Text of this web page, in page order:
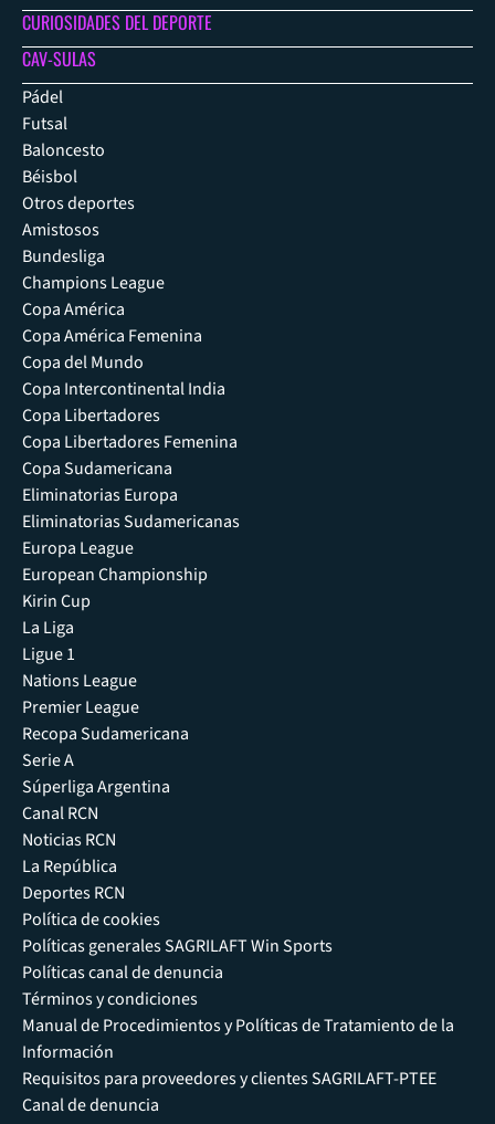
CURIOSIDADES DEL DEPORTE
CAV-SULAS
Pádel
Futsal
Baloncesto
Béisbol
Otros deportes
Amistosos
Bundesliga
Champions League
Copa América
Copa América Femenina
Copa del Mundo
Copa Intercontinental India
Copa Libertadores
Copa Libertadores Femenina
Copa Sudamericana
Eliminatorias Europa
Eliminatorias Sudamericanas
Europa League
European Championship
Kirin Cup
La Liga
Ligue 1
Nations League
Premier League
Recopa Sudamericana
Serie A
Súperliga Argentina
Canal RCN
Noticias RCN
La República
Deportes RCN
Política de cookies
Políticas generales SAGRILAFT Win Sports
Políticas canal de denuncia
Términos y condiciones
Manual de Procedimientos y Políticas de Tratamiento de la
Información
Requisitos para proveedores y clientes SAGRILAFT-PTEE
Canal de denuncia